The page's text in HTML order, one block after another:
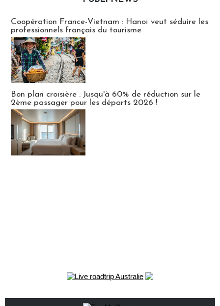
Coopération France-Vietnam : Hanoï veut séduire les
professionnels français du tourisme
Bon plan croisière : Jusqu'à 60% de réduction sur le
2ème passager pour les départs 2026 !